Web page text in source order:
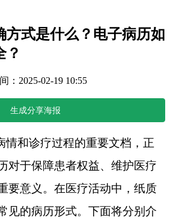
方式是什么？电子病历如
？
2025-02-19 10:55
生成分享海报
和诊疗过程的重要文档，正
对于保障患者权益、维护医疗
要意义。在医疗活动中，纸质
见的病历形式。下面将分别介